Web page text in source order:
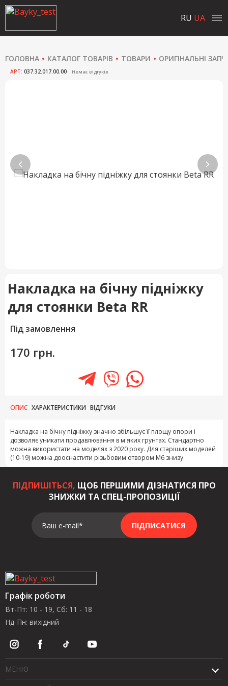
RU UA
ГОЛОВНА КАТАЛОГ ТОВАРІВ ТОВАРИ ОРИГІНАЛЬНІ
АРТ: 037.32.017.00.00 Немає відгуків
Накладка на бічну підніжку
для стоянки Beta RR
Під замовлення
170 грн.
ОПИС ХАРАКТЕРИСТИКИ ВІДГУКИ
Накладка на бічну підніжку значно збільшує її площу опори і
дозволяє уникати продавлювання в м'яких грунтах. Стандартно
можна використати на моделях з 2020 року. Для старіших моделей
(10-19) можна дооснастити різьбовим отвором М6 знизу.
ПІДПИШІТЬСЯ, ЩОБ ПЕРШИМИ ДІЗНАТИСЯ ПРО
ЗНИЖКИ ТА СПЕЦ-ПРОПОЗИЦІЇ
Ваш e-mail* ПІДПИСАТИСЯ
Графік роботи
Вт-Пт: 10 - 19, Сб: 11 - 18
Нд-Пн: вихідний
МЕНЮ